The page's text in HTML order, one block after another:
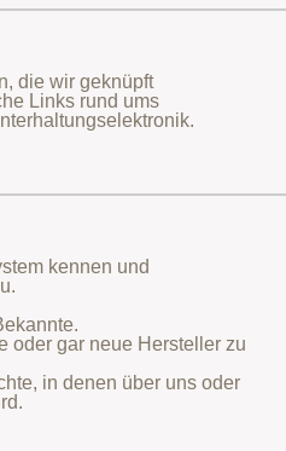
die wir geknüpft
Links rund ums
kennen und
oder gar neue Hersteller zu
in denen über uns oder